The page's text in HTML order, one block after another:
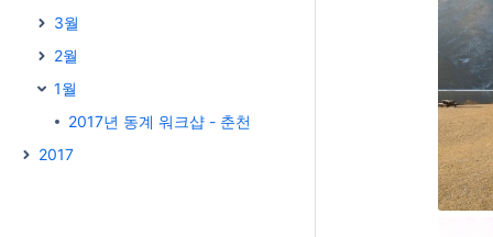
3월
2월
1월
2017년 동계 워크샵 - 춘천
2017